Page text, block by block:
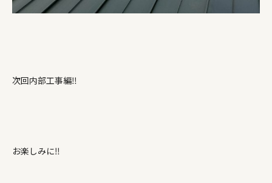
次回内部工事編‼
お楽しみに‼